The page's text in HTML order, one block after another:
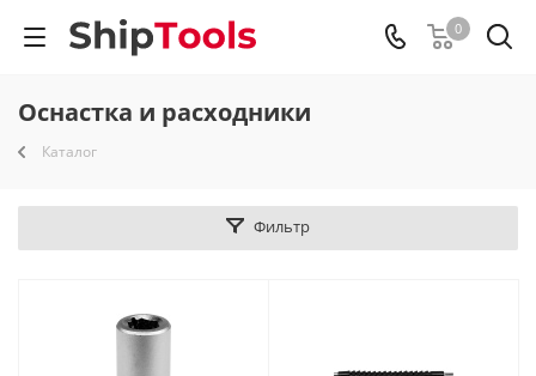
0
Оснастка и расходники
Каталог
Фильтр